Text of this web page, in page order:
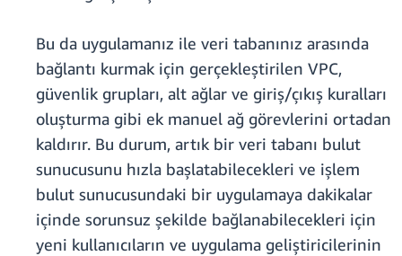
Bu da uygulamanız ile veri tabanınız arasında
bağlantı kurmak için gerçekleştirilen VPC,
güvenlik grupları, alt ağlar ve giriş/çıkış kuralları
oluşturma gibi ek manuel ağ görevlerini ortadan
kaldırır. Bu durum, artık bir veri tabanı bulut
sunucusunu hızla başlatabilecekleri ve işlem
bulut sunucusundaki bir uygulamaya dakikalar
içinde sorunsuz şekilde bağlanabilecekleri için
yeni kullanıcıların ve uygulama geliştiricilerinin